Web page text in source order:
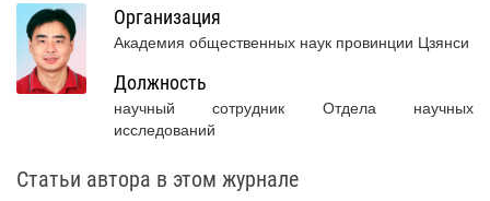
Организация
Академия общественных наук провинции Цзянси
Должность
научный сотрудник Отдела научных
исследований
Статьи автора в этом журнале